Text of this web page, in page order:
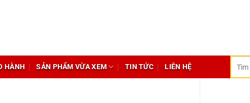
HÀNH SẢN PHẨM VỪA XEM TIN TỨC LIÊN HỆ
kiếm: